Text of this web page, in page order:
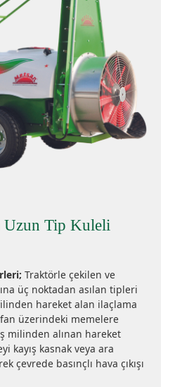
Uzun Tip Kuleli
Traktörle çekilen ve
üç noktadan asılan tipleri
hareket alan ilaçlama
fan üzerindeki memelere
milinden alınan hareket
kayış kasnak veya ara
çevrede basınçlı hava çıkışı